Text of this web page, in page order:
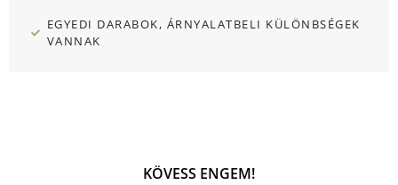
EGYEDI DARABOK, ÁRNYALATBELI KÜLÖNBSÉGEK
VANNAK
KÖVESS ENGEM!